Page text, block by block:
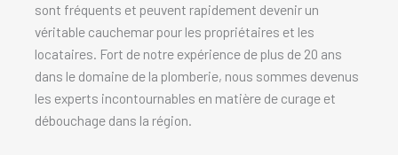
sont fréquents et peuvent rapidement devenir un
véritable cauchemar pour les propriétaires et les
locataires. Fort de notre expérience de plus de 20 ans
dans le domaine de la plomberie, nous sommes devenus
les experts incontournables en matière de curage et
débouchage dans la région.